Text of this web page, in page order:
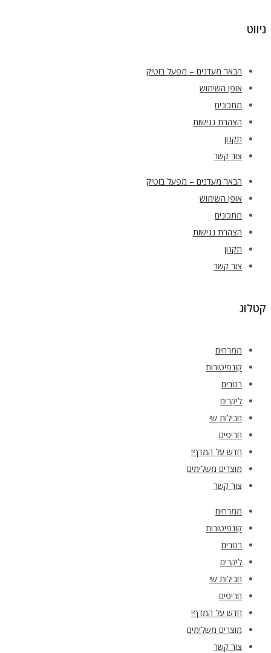
ניווט
הבאר מעדנים – מפעל בוטיק
אופן השימוש
מתכונים
הצהרת נגישות
תקנון
צור קשר
הבאר מעדנים – מפעל בוטיק
אופן השימוש
מתכונים
הצהרת נגישות
תקנון
צור קשר
קטלוג
ממרחים
קונפיטורות
רטבים
ליקרים
חבילות שי
חריפים
חדש על המדף!
מוצרים משלימים
צור קשר
ממרחים
קונפיטורות
רטבים
ליקרים
חבילות שי
חריפים
חדש על המדף!
מוצרים משלימים
צור קשר